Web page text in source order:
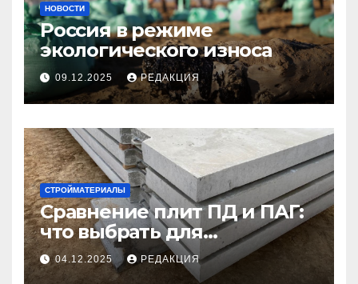
НОВОСТИ
Россия в режиме
экологического износа
09.12.2025 РЕДАКЦИЯ
СТРОЙМАТЕРИАЛЫ
Сравнение плит ПД и ПАГ:
что выбрать для
долговечного и прочного
покрытия
04.12.2025 РЕДАКЦИЯ